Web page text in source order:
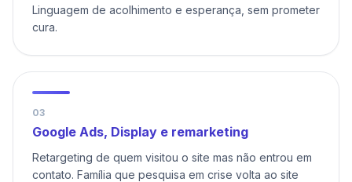
Linguagem de acolhimento e esperança, sem prometer
cura.
03
Google Ads, Display e remarketing
Retargeting de quem visitou o site mas não entrou em
contato. Família que pesquisa em crise volta ao site